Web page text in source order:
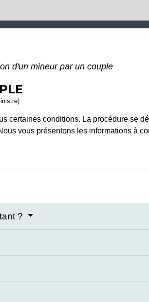
d'un mineur par un couple
certaines conditions. La procédure se
vous présentons les informations à
?